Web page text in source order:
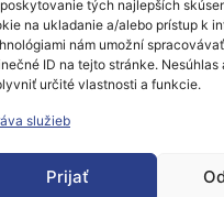
tých najlepších
na ukladanie a/alebo prístup k
nám umožní
ID na tejto stránke.
určité vlastnosti a funkcie.
služieb
Prijať
MSP je
financií vo
sa ukázali